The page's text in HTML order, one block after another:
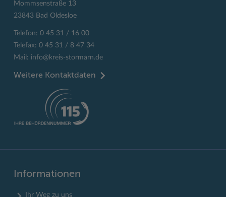
Mommsenstraße 13
23843 Bad Oldesloe
Telefon: 0 45 31 / 16 00
Telefax: 0 45 31 / 8 47 34
Mail: info@kreis-stormarn.de
Weitere Kontaktdaten
Informationen
Ihr Weg zu uns